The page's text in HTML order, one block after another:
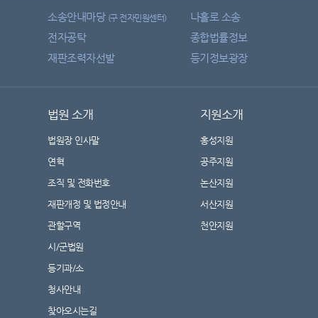
소송안내마당 (구 전자민원센터) 나홀로 소송
전자공탁
종합법률정보
재판조력자선발
등기정보광장
법원 소개
법원장 인사말
연혁
조직 및 전화번호
재판개정 및 법정안내
관할구역
시/군법원
등기과/소
청사안내
찾아오시는길
지원소개
홍성지원
공주지원
논산지원
서산지원
천안지원